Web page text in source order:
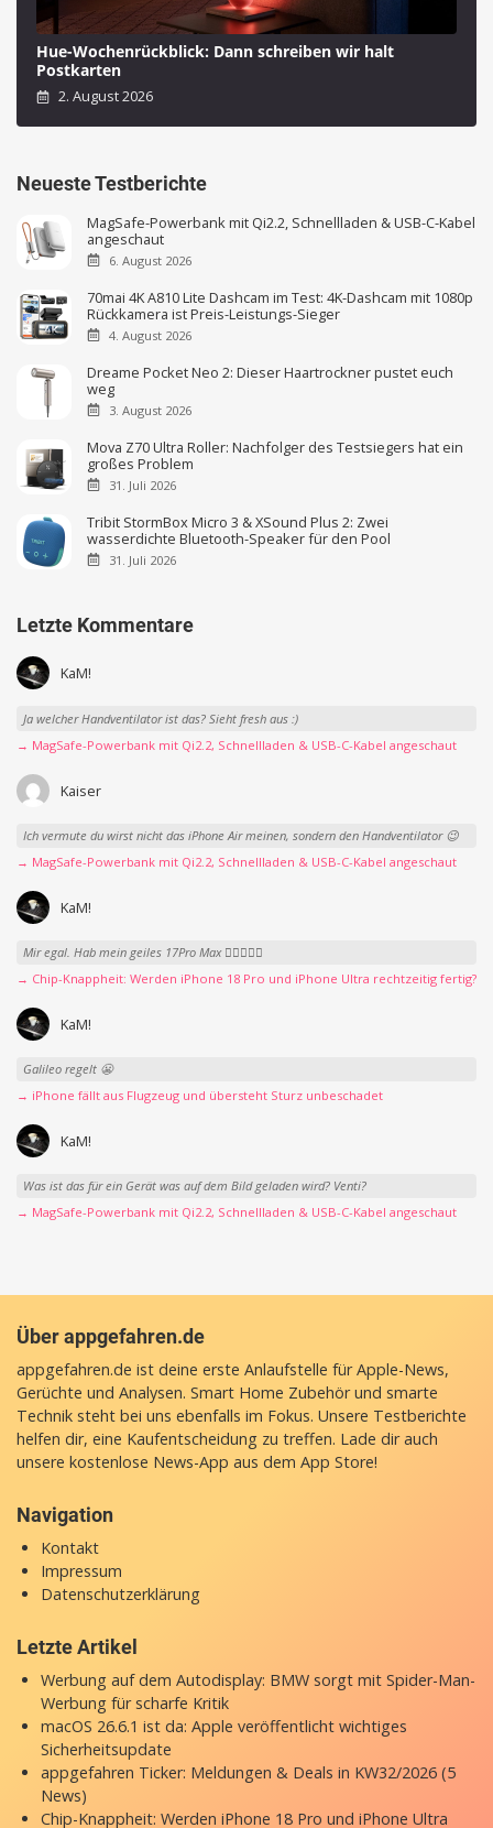
Hue-Wochenrückblick: Dann schreiben wir halt
Postkarten
2. August 2026
Neueste Testberichte
MagSafe-Powerbank mit Qi2.2, Schnellladen & USB-C-Kabel
angeschaut
6. August 2026
70mai 4K A810 Lite Dashcam im Test: 4K-Dashcam mit 1080p
Rückkamera ist Preis-Leistungs-Sieger
4. August 2026
Dreame Pocket Neo 2: Dieser Haartrockner pustet euch
weg
3. August 2026
Mova Z70 Ultra Roller: Nachfolger des Testsiegers hat ein
großes Problem
31. Juli 2026
Tribit StormBox Micro 3 & XSound Plus 2: Zwei
wasserdichte Bluetooth-Speaker für den Pool
31. Juli 2026
Letzte Kommentare
KaM!
Ja welcher Handventilator ist das? Sieht fresh aus :)
→ MagSafe-Powerbank mit Qi2.2, Schnellladen & USB-C-Kabel angeschaut
Kaiser
Ich vermute du wirst nicht das iPhone Air meinen, sondern den Handventilator 😉
→ MagSafe-Powerbank mit Qi2.2, Schnellladen & USB-C-Kabel angeschaut
KaM!
Mir egal. Hab mein geiles 17Pro Max 👍🏻👌🏻🥰
→ Chip-Knappheit: Werden iPhone 18 Pro und iPhone Ultra rechtzeitig fertig?
KaM!
Galileo regelt 😬
→ iPhone fällt aus Flugzeug und übersteht Sturz unbeschadet
KaM!
Was ist das für ein Gerät was auf dem Bild geladen wird? Venti?
→ MagSafe-Powerbank mit Qi2.2, Schnellladen & USB-C-Kabel angeschaut
Über appgefahren.de
appgefahren.de ist deine erste Anlaufstelle für Apple-News,
Gerüchte und Analysen. Smart Home Zubehör und smarte
Technik steht bei uns ebenfalls im Fokus. Unsere Testberichte
helfen dir, eine Kaufentscheidung zu treffen. Lade dir auch
unsere kostenlose News-App aus dem App Store!
Navigation
Kontakt
Impressum
Datenschutzerklärung
Letzte Artikel
Werbung auf dem Autodisplay: BMW sorgt mit Spider-Man-
Werbung für scharfe Kritik
macOS 26.6.1 ist da: Apple veröffentlicht wichtiges
Sicherheitsupdate
appgefahren Ticker: Meldungen & Deals in KW32/2026 (5
News)
Chip-Knappheit: Werden iPhone 18 Pro und iPhone Ultra